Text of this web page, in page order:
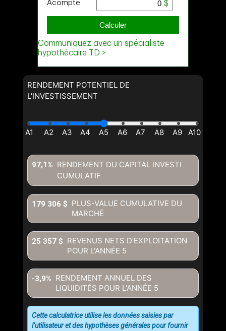
RENDEMENT POTENTIEL DE
L'INVESTISSEMENT
RENDEMENT DU CAPITAL INVESTI
CUMULATIF
97,1%
PLUS-VALUE CUMULATIVE DU
MARCHÉ
179 306 $
REVENUS NETS D'EXPLOITATION
POUR L'ANNÉE 5
25 357 $
RENDEMENT ANNUEL DES
LIQUIDITÉS POUR L'ANNÉE 5
-3,9%
Cette calculatrice utilise les données saisies par
l’utilisateur et des hypothèses générales pour fournir